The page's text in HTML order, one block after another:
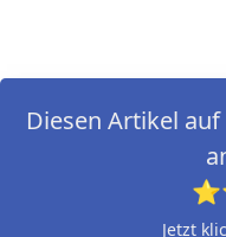
Diesen Artikel
Jetzt